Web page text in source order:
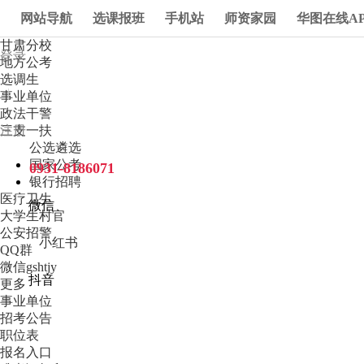
网站导航 选课报班 手机站 师资家园 华图在线
登录
|
注册
0931-8186071
微信
小红书
抖音
甘肃分校
地方公考
选调生
事业单位
政法干警
三支一扶
公选遴选
国家公考
银行招聘
医疗卫生
大学生村官
公安招警
QQ群
微信gshtjy
更多
事业单位
招考公告
职位表
报名入口